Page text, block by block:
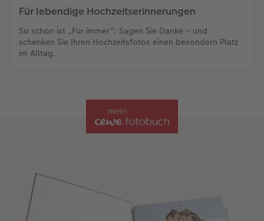
Für lebendige Hochzeitserinnerungen
So schön ist „Für immer“: Sagen Sie Danke – und
schenken Sie Ihren Hochzeitsfotos einen besondern Platz
im Alltag.